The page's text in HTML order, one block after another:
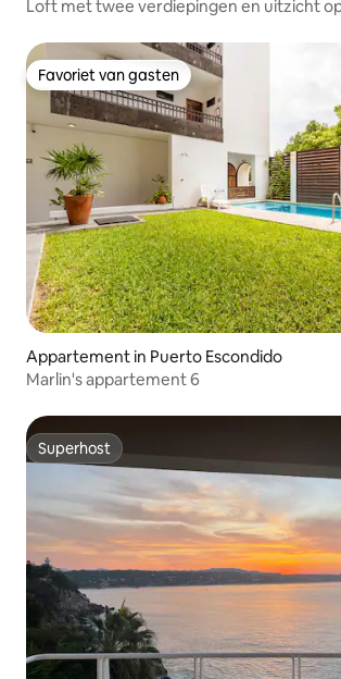
Loft met twee verdiepingen en uitzicht
Favoriet van gasten
Favoriet van gasten
Appartement in Puerto Escondido
Marlin's appartement 6
Superhost
Superhost